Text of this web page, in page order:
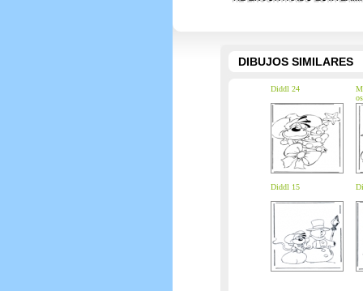
DIBUJOS SIMILARES
Diddl 24
Diddl 15